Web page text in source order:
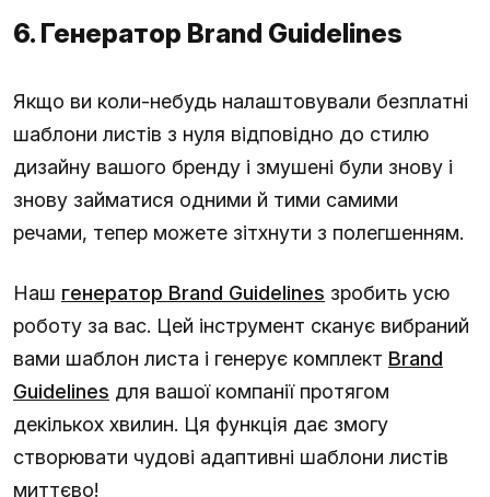
6. Генератор Brand Guidelines
Якщо ви коли-небудь налаштовували безплатні
шаблони листів з нуля відповідно до стилю
дизайну вашого бренду і змушені були знову і
знову займатися одними й тими самими
речами, тепер можете зітхнути з полегшенням.
Наш генератор Brand Guidelines зробить усю
роботу за вас. Цей інструмент сканує вибраний
вами шаблон листа і генерує комплект Brand
Guidelines для вашої компанії протягом
декількох хвилин. Ця функція дає змогу
створювати чудові адаптивні шаблони листів
миттєво!